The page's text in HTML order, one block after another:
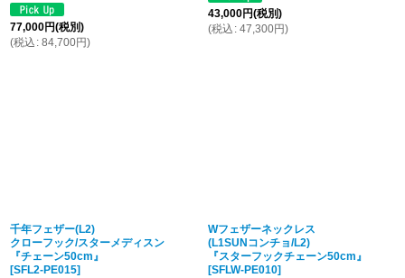
77,000円(税別)
(税込 : 84,700円)
43,000円(税別)
(税込 : 47,300円)
千年フェザー(L2)
クローフック/スターメディスン
『チェーン50cm』
[SFL2-PE015]
Wフェザーネックレス
(L1SUNコンチョ/L2)
『スターフックチェーン50cm』
[SFLW-PE010]